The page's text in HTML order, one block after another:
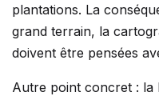
plantations. La
grand terrain, la
doivent être pensées
Autre point concret : la